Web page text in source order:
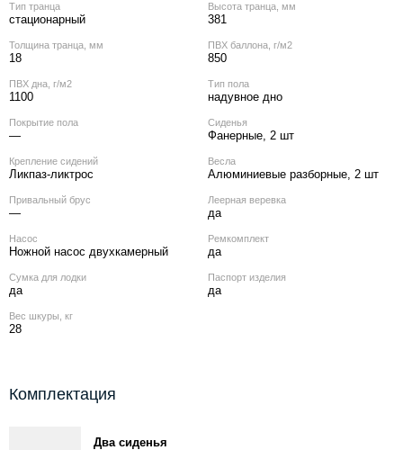
Тип транца
стационарный
Высота транца, мм
381
Толщина транца, мм
18
ПВХ баллона, г/м2
850
ПВХ дна, г/м2
1100
Тип пола
надувное дно
Покрытие пола
—
Сиденья
Фанерные, 2 шт
Крепление сидений
Ликпаз-ликтрос
Весла
Алюминиевые разборные, 2 шт
Привальный брус
—
Леерная веревка
да
Насос
Ножной насос двухкамерный
Ремкомплект
да
Сумка для лодки
да
Паспорт изделия
да
Вес шкуры, кг
28
Комплектация
Два сиденья